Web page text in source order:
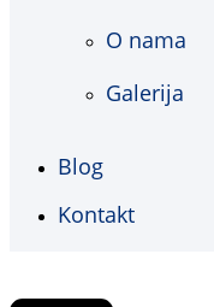
O nama
Galerija
Blog
Kontakt